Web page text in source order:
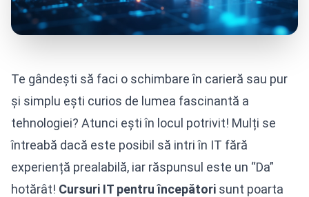
Te gândești să faci o schimbare în carieră sau pur
și simplu ești curios de lumea fascinantă a
tehnologiei? Atunci ești în locul potrivit! Mulți se
întreabă dacă este posibil să intri în IT fără
experiență prealabilă, iar răspunsul este un “Da”
hotărât! Cursuri IT pentru începători sunt poarta